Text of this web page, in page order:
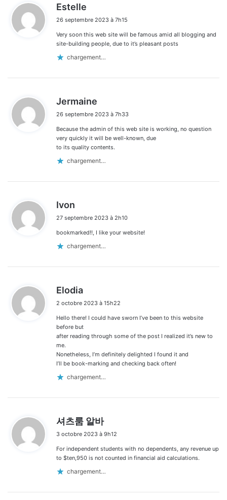
Estelle
t
:
26 septembre 2023 à 7h15
Very soon this web site will be famous amid all blogging and
site-building people, due to it’s pleasant posts
chargement…
Jermaine
t
:
26 septembre 2023 à 7h33
Because the admin of this web site is working, no question
very quickly it will be well-known, due
to its quality contents.
chargement…
Ivon
t
27 septembre 2023 à 2h10
bookmarked!!, I like your website!
chargement…
Elodia
t
:
2 octobre 2023 à 15h22
Hello there! I could have sworn I’ve been to this website
before but
after reading through some of the post I realized it’s new to
me.
Nonetheless, I’m definitely delighted I found it and
I’ll be book-marking and checking back often!
chargement…
셔츠룸 알바
t
:
3 octobre 2023 à 9h12
For independent students with no dependents, any revenue up
to $ten,950 is not counted in financial aid calculations.
chargement…